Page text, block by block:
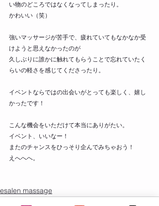
い物のどころではなくなってしまったり。
かわいい（笑）
強いマッサージが苦手で、疲れていてもなかなか受
けようと思えなかったのが
久しぶりに誰かに触れてもらうことで忘れていたく
らいの軽さを感じてくださったり。
イベントならではの出会いがとっても楽しく、嬉し
かったです！
こんな機会をいただけて本当にありがたい。
イベント、いいなー！
またのチャンスをひっそり企んでみちゃおう！
えへへへ。
esalen massage